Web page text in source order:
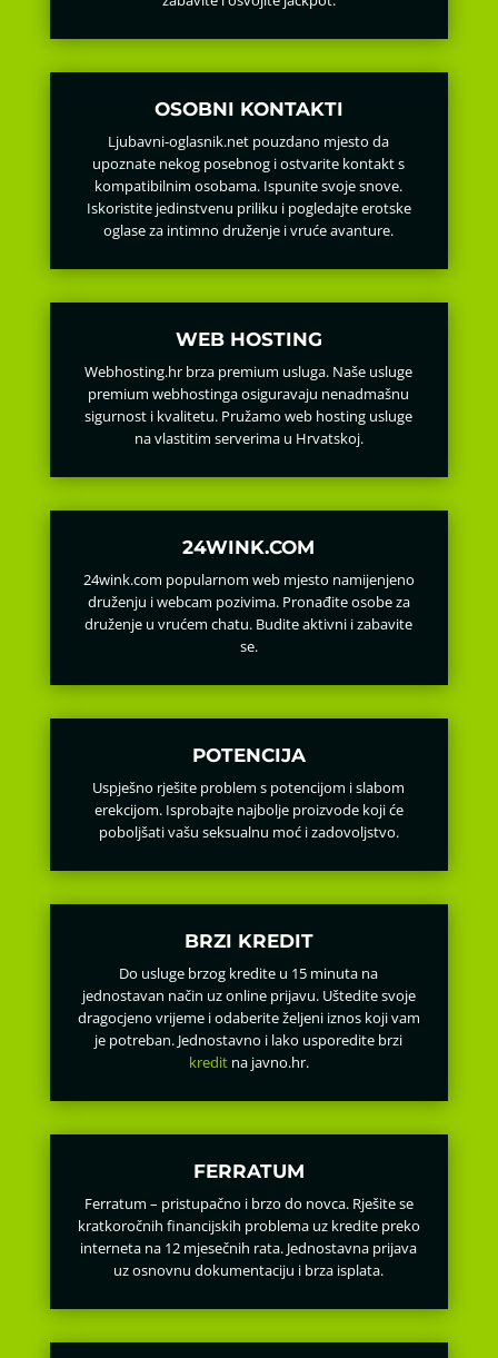
OSOBNI KONTAKTI
Ljubavni-oglasnik.net pouzdano mjesto da
upoznate nekog posebnog i ostvarite kontakt s
kompatibilnim osobama. Ispunite svoje snove.
Iskoristite jedinstvenu priliku i pogledajte erotske
oglase za intimno druženje i vruće avanture.
WEB HOSTING
Webhosting.hr brza premium usluga. Naše usluge
premium webhostinga osiguravaju nenadmašnu
sigurnost i kvalitetu. Pružamo web hosting usluge
na vlastitim serverima u Hrvatskoj.
24WINK.COM
24wink.com popularnom web mjesto namijenjeno
druženju i webcam pozivima. Pronađite osobe za
druženje u vrućem chatu. Budite aktivni i zabavite
se.
POTENCIJA
Uspješno rješite problem s potencijom i slabom
erekcijom. Isprobajte najbolje proizvode koji će
poboljšati vašu seksualnu moć i zadovoljstvo.
BRZI KREDIT
Do usluge brzog kredite u 15 minuta na
jednostavan način uz online prijavu. Uštedite svoje
dragocjeno vrijeme i odaberite željeni iznos koji vam
je potreban. Jednostavno i lako usporedite brzi
kreditna javno.hr.
FERRATUM
Ferratum – pristupačno i brzo do novca. Rješite se
kratkoročnih financijskih problema uz kredite preko
interneta na 12 mjesečnih rata. Jednostavna prijava
uz osnovnu dokumentaciju i brza isplata.